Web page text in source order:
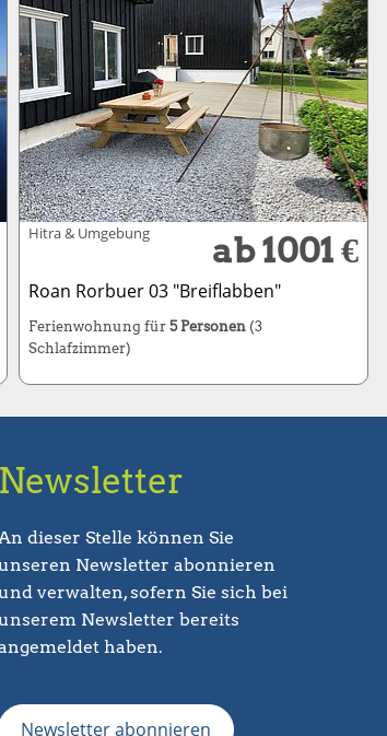
Hitra & Umgebung ab 1001 €
Roan Rorbuer 03 "Breiflabben"
Ferienwohnung für 5 Personen(3
Schlafzimmer)
Newsletter
dieser Stelle können Sie
Newsletter abonnieren
verwalten, sofern Sie sich bei
Newsletter bereits
haben.
Newsletter abonnieren